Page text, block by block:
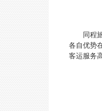
同程
各自优势
客运服务